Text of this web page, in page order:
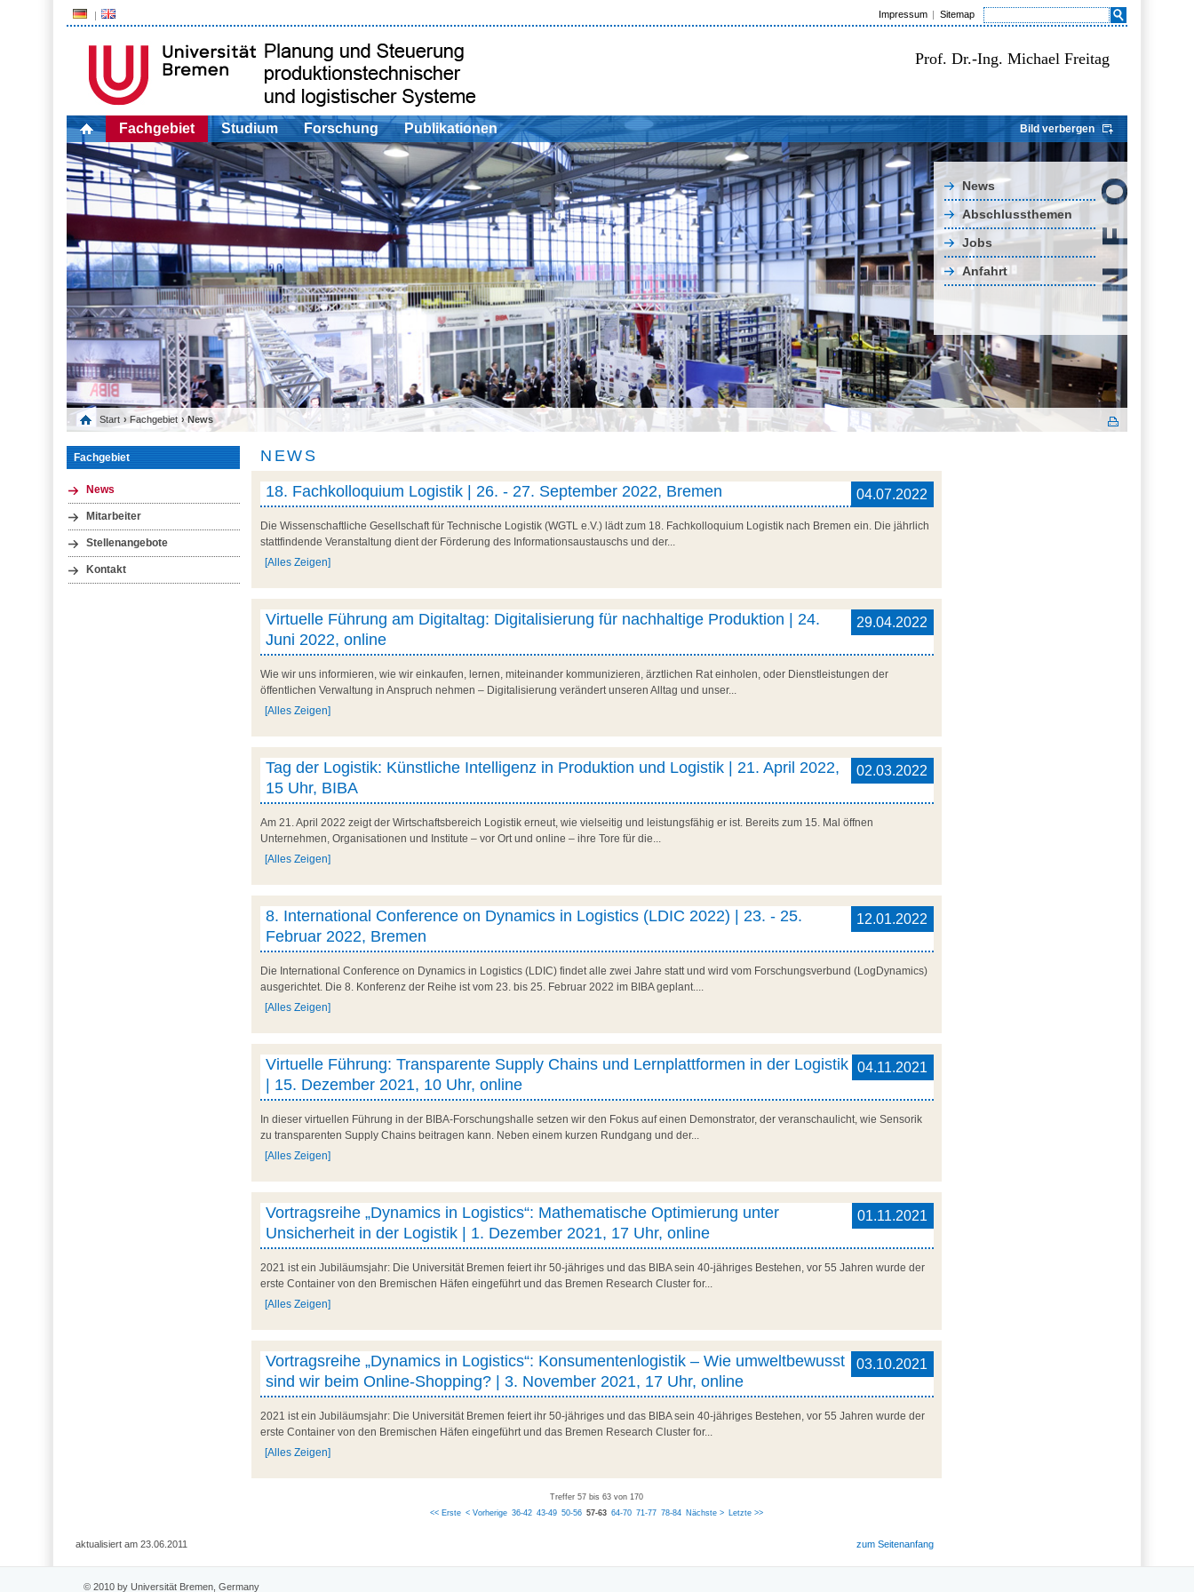
Impressum Sitemap
Prof. Dr.-Ing. Michael Freitag
Fachgebiet Studium Forschung Publikationen Bild verbergen
News
Abschlussthemen
Jobs
Anfahrt
Start › Fachgebiet › News
Fachgebiet
News
Mitarbeiter
Stellenangebote
Kontakt
NEWS
04.07.2022
18. Fachkolloquium Logistik | 26. - 27. September 2022, Bremen
Die Wissenschaftliche Gesellschaft für Technische Logistik (WGTL e.V.) lädt zum 18. Fachkolloquium Logistik nach Bremen ein. Die jährlich
stattfindende Veranstaltung dient der Förderung des Informationsaustauschs und der...
[Alles Zeigen]
29.04.2022
Virtuelle Führung am Digitaltag: Digitalisierung für nachhaltige Produktion | 24.
Juni 2022, online
Wie wir uns informieren, wie wir einkaufen, lernen, miteinander kommunizieren, ärztlichen Rat einholen, oder Dienstleistungen der
öffentlichen Verwaltung in Anspruch nehmen – Digitalisierung verändert unseren Alltag und unser...
[Alles Zeigen]
02.03.2022
Tag der Logistik: Künstliche Intelligenz in Produktion und Logistik | 21. April 2022,
15 Uhr, BIBA
Am 21. April 2022 zeigt der Wirtschaftsbereich Logistik erneut, wie vielseitig und leistungsfähig er ist. Bereits zum 15. Mal öffnen
Unternehmen, Organisationen und Institute – vor Ort und online – ihre Tore für die...
[Alles Zeigen]
12.01.2022
8. International Conference on Dynamics in Logistics (LDIC 2022) | 23. - 25.
Februar 2022, Bremen
Die International Conference on Dynamics in Logistics (LDIC) findet alle zwei Jahre statt und wird vom Forschungsverbund (LogDynamics)
ausgerichtet. Die 8. Konferenz der Reihe ist vom 23. bis 25. Februar 2022 im BIBA geplant....
[Alles Zeigen]
04.11.2021
Virtuelle Führung: Transparente Supply Chains und Lernplattformen in der Logistik
| 15. Dezember 2021, 10 Uhr, online
In dieser virtuellen Führung in der BIBA-Forschungshalle setzen wir den Fokus auf einen Demonstrator, der veranschaulicht, wie Sensorik
zu transparenten Supply Chains beitragen kann. Neben einem kurzen Rundgang und der...
[Alles Zeigen]
01.11.2021
Vortragsreihe „Dynamics in Logistics“: Mathematische Optimierung unter
Unsicherheit in der Logistik | 1. Dezember 2021, 17 Uhr, online
2021 ist ein Jubiläumsjahr: Die Universität Bremen feiert ihr 50-jähriges und das BIBA sein 40-jähriges Bestehen, vor 55 Jahren wurde der
erste Container von den Bremischen Häfen eingeführt und das Bremen Research Cluster for...
[Alles Zeigen]
03.10.2021
Vortragsreihe „Dynamics in Logistics“: Konsumentenlogistik – Wie umweltbewusst
sind wir beim Online-Shopping? | 3. November 2021, 17 Uhr, online
2021 ist ein Jubiläumsjahr: Die Universität Bremen feiert ihr 50-jähriges und das BIBA sein 40-jähriges Bestehen, vor 55 Jahren wurde der
erste Container von den Bremischen Häfen eingeführt und das Bremen Research Cluster for...
[Alles Zeigen]
Treffer 57 bis 63 von 170
<< Erste < Vorherige 36-42 43-49 50-56 57-63 64-70 71-77 78-84 Nächste > Letzte >>
aktualisiert am 23.06.2011 zum Seitenanfang
© 2010 by Universität Bremen, Germany